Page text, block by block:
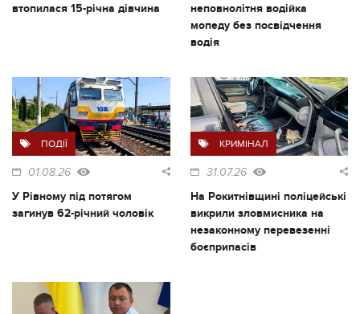
втопилася 15-річна дівчина
неповнолітня водійка
мопеду без посвідчення
водія
ПОДІЇ
01.08.26
У Рівному під потягом
загинув 62-річний чоловік
КРИМІНАЛ
31.07.26
На Рокитнівщині поліцейські
викрили зловмисника на
незаконному перевезенні
боєприпасів